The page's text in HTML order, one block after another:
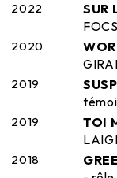
2022 SUR
2020
2019
2019 TOI
2018